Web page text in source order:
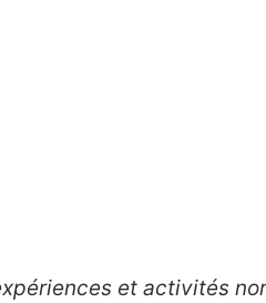
et activités